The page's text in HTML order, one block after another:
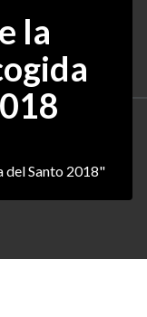
la
del Santo 2018"